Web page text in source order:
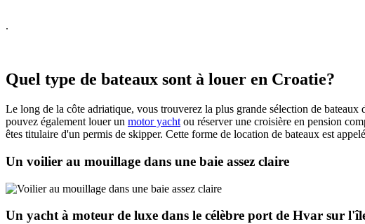
.
Quel type de bateaux sont à louer en Croatie?
Le long de la côte adriatique, vous trouverez la plus grande sélection de
pouvez également louer un motor yacht ou réserver une croisière en pension
êtes titulaire d'un permis de skipper. Cette forme de location de bateaux est
Un voilier au mouillage dans une baie assez claire
Un yacht à moteur de luxe dans le célèbre port de Hvar sur